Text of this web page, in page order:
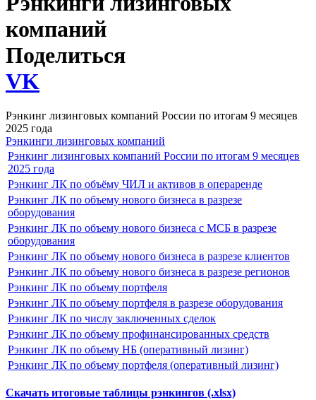
компаний
Поделиться
VK
Рэнкинг лизинговых компаний России по итогам 9 месяцев
2025 года
Рэнкинги лизинговых компаний
Рэнкинг лизинговых компаний России по итогам 9 месяцев
2025 года
Рэнкинг ЛК по объёму ЧИЛ и активов в операренде
Рэнкинг ЛК по объему нового бизнеса в разрезе
оборудования
Рэнкинг ЛК по объему нового бизнеса с МСБ в разрезе
оборудования
Рэнкинг ЛК по объему нового бизнеса в разрезе клиентов
Рэнкинг ЛК по объему нового бизнеса в разрезе регионов
Рэнкинг ЛК по объему портфеля
Рэнкинг ЛК по объему портфеля в разрезе оборудования
Рэнкинг ЛК по числу заключенных сделок
Рэнкинг ЛК по объему профинансированных средств
Рэнкинг ЛК по объему НБ (оперативный лизинг)
Рэнкинг ЛК по объему портфеля (оперативный лизинг)
Скачать итоговые таблицы рэнкингов (.xlsx)